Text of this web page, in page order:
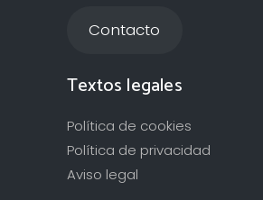
Contacto
Textos legales
Política de cookies
Política de privacidad
Aviso legal